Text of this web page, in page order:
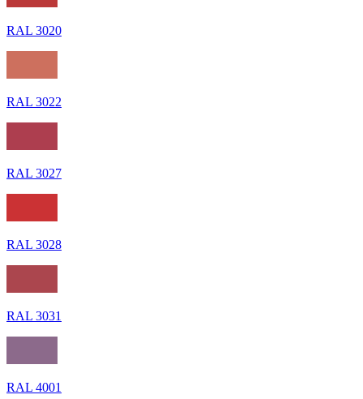
RAL 3020
RAL 3022
RAL 3027
RAL 3028
RAL 3031
RAL 4001